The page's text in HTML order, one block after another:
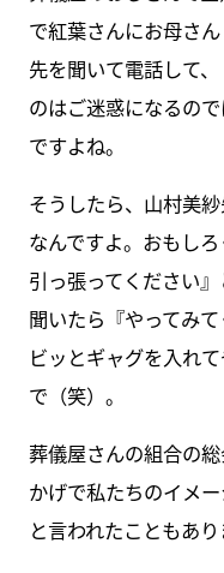
で紅葉さんにお母さ
先を聞いて電話して
のはご迷惑になるの
ですよね。
そうしたら、山村美
なんですよ。おもし
引っ張ってください
聞いたら『やってみ
ビッとギャグを入れ
で（笑）。
葬儀屋さんの組合の
かげで私たちのイメ
と言われたこともあり